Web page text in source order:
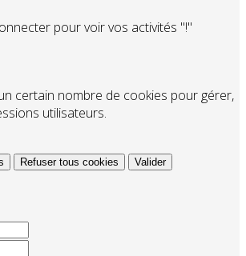
pour voir vos activités "!"
certain nombre de cookies pour gérer,
utilisateurs.
Refuser tous cookies Valider